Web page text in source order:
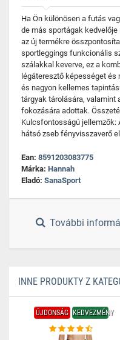
Ha Ön különösen a futás
de más sportágak
az új termékre
sportleggings funkcionális
szálakkal keverve, ez a
légáteresztő képességet
és nagyon kellemes
tárgyak tárolására, valamint
fokozására adottak.
Kulcsfontosságú jellemzők:
hátsó zseb fényvisszaverő
Ean: 8591203083775
Márka: Hannah
Eladó: SanaSport
További
INNE PRODUKTY Z
ÚJDONSÁG KEDVEZMÉNY